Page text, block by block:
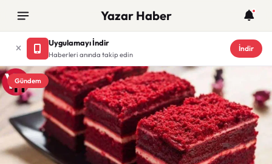
Yazar Haber
Uygulamayı İndir
Haberleri anında takip edin
İndir
Gündem